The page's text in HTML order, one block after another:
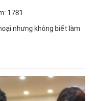
1781
nhưng không biết làm